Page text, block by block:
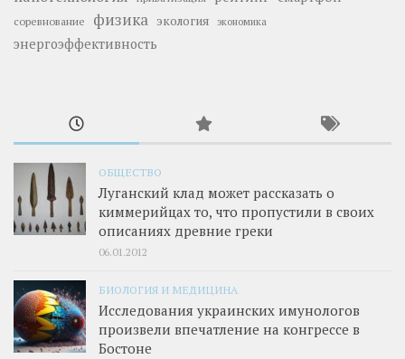
соревнование физика экология экономика
энергоэффективность
ОБЩЕСТВО
Луганский клад может рассказать о
киммерийцах то, что пропустили в своих
описаниях древние греки
06.01.2012
БИОЛОГИЯ И МЕДИЦИНА
Исследования украинских имунологов
произвели впечатление на конгрессе в
Бостоне